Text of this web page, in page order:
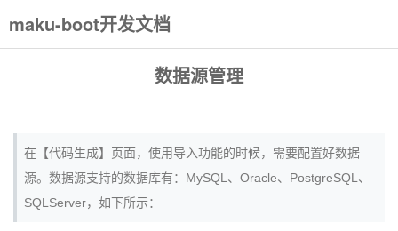
maku-boot开发文档
数据源管理
在【代码生成】页面，使用导入功能的时候，需要配置好数据
源。数据源支持的数据库有：MySQL、Oracle、PostgreSQL、
SQLServer，如下所示：